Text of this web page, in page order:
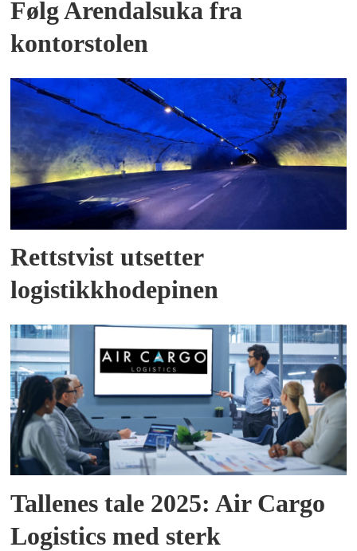
Følg Arendalsuka fra
kontorstolen
Rettstvist utsetter
logistikkhodepinen
Tallenes tale 2025: Air Cargo
Logistics med sterk